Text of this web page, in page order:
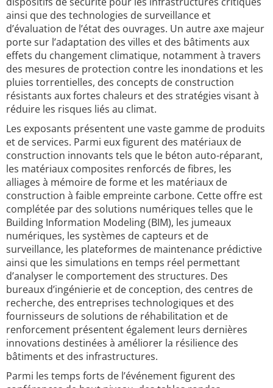
ainsi que des technologies de surveillance et
d’évaluation de l’état des ouvrages. Un autre axe majeur
porte sur l’adaptation des villes et des bâtiments aux
effets du changement climatique, notamment à travers
des mesures de protection contre les inondations et les
pluies torrentielles, des concepts de construction
résistants aux fortes chaleurs et des stratégies visant à
réduire les risques liés au climat.
Les exposants présentent une vaste gamme de produits
et de services. Parmi eux figurent des matériaux de
construction innovants tels que le béton auto-réparant,
les matériaux composites renforcés de fibres, les
alliages à mémoire de forme et les matériaux de
construction à faible empreinte carbone. Cette offre est
complétée par des solutions numériques telles que le
Building Information Modeling (BIM), les jumeaux
numériques, les systèmes de capteurs et de
surveillance, les plateformes de maintenance prédictive
ainsi que les simulations en temps réel permettant
d’analyser le comportement des structures. Des
bureaux d’ingénierie et de conception, des centres de
recherche, des entreprises technologiques et des
fournisseurs de solutions de réhabilitation et de
renforcement présentent également leurs dernières
innovations destinées à améliorer la résilience des
bâtiments et des infrastructures.
Parmi les temps forts de l’événement figurent des